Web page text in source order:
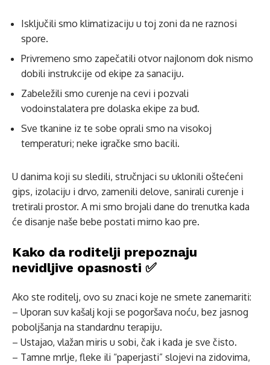
Isključili smo klimatizaciju u toj zoni da ne raznosi
spore.
Privremeno smo zapečatili otvor najlonom dok nismo
dobili instrukcije od ekipe za sanaciju.
Zabeležili smo curenje na cevi i pozvali
vodoinstalatera pre dolaska ekipe za buđ.
Sve tkanine iz te sobe oprali smo na visokoj
temperaturi; neke igračke smo bacili.
U danima koji su sledili, stručnjaci su uklonili oštećeni
gips, izolaciju i drvo, zamenili delove, sanirali curenje i
tretirali prostor. A mi smo brojali dane do trenutka kada
će disanje naše bebe postati mirno kao pre.
Kako da roditelji prepoznaju
nevidljive opasnosti ✅
Ako ste roditelj, ovo su znaci koje ne smete zanemariti:
– Uporan suv kašalj koji se pogoršava noću, bez jasnog
poboljšanja na standardnu terapiju.
– Ustajao, vlažan miris u sobi, čak i kada je sve čisto.
– Tamne mrlje, fleke ili “paperjasti” slojevi na zidovima,